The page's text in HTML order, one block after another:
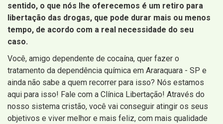
sentido, o que nós lhe oferecemos é um retiro para
libertação das drogas, que pode durar mais ou menos
tempo, de acordo com a real necessidade do seu
caso.
Você, amigo dependente de cocaína, quer fazer o
tratamento da dependência química em Araraquara - SP e
ainda não sabe a quem recorrer para isso? Nós estamos
aqui para isso! Fale com a Clínica Libertação! Através do
nosso sistema cristão, você vai conseguir atingir os seus
objetivos e viver melhor e mais feliz, com mais qualidade